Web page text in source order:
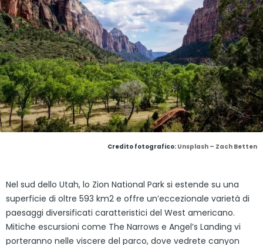
Credito fotografico: Unsplash – Zach Betten
Nel sud dello Utah, lo Zion National Park si estende su una
superficie di oltre 593 km2 e offre un’eccezionale varietà di
paesaggi diversificati caratteristici del West americano.
Mitiche escursioni come The Narrows e Angel’s Landing vi
porteranno nelle viscere del parco, dove vedrete canyon